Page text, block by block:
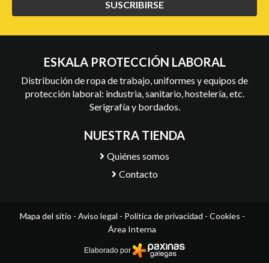
SUSCRIBIRSE
ESKALA PROTECCIÓN LABORAL
Distribución de ropa de trabajo, uniformes y equipos de
protección laboral: industria, sanitario, hostelería, etc.
Serigrafía y bordados.
NUESTRA TIENDA
Quiénes somos
Contacto
Mapa del sitio - Aviso legal - Política de privacidad - Cookies -
Área Interna
Elaborado por